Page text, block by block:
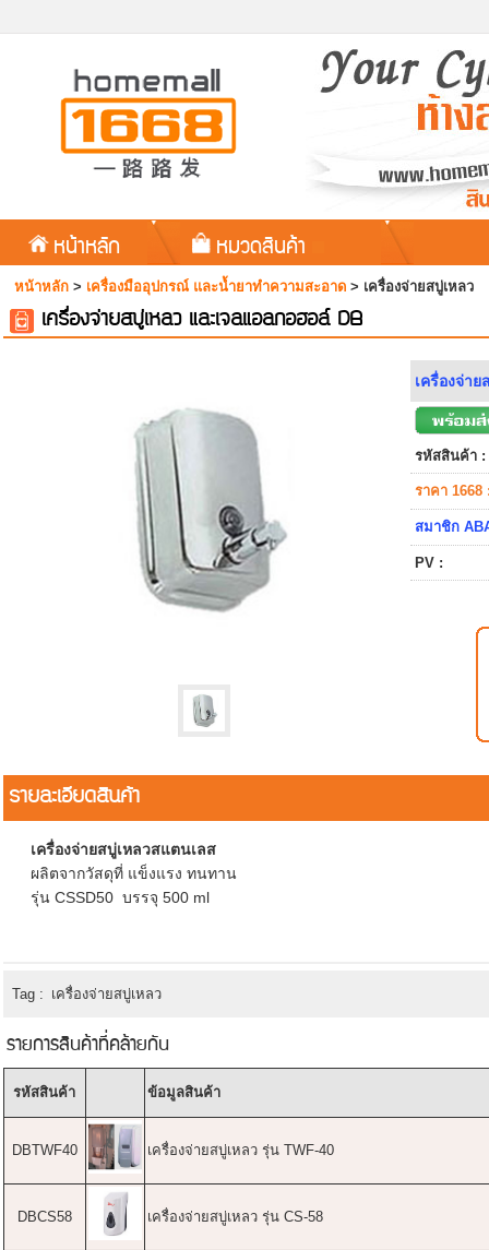
หน้าหลัก หมวดสินค้า
หน้าหลัก > เครื่องมืออุปกรณ์ และน้ำยาทำความสะอาด > เครื่องจ่ายสบู่เหลว
เครื่องจ่ายสบู่เหลว และเจลแอลกอฮอล์ DB
เครื่องจ่า
รหัสสินค้า :
ราคา 1668
สมาชิก
PV :
รายละเอียดสินค้า
เครื่องจ่ายสบู่เหลวสแตนเลส
ผลิตจากวัสดุที่ แข็งแรง ทนทาน
รุ่น CSSD50 บรรจุ 500 ml
Tag : เครื่องจ่ายสบู่เหลว
รายการสินค้าที่คล้ายกัน
รหัสสินค้า ข้อมูลสินค้า
DBTWF40 เครื่องจ่ายสบู่เหลว รุ่น TWF-40
DBCS58 เครื่องจ่ายสบู่เหลว รุ่น CS-58